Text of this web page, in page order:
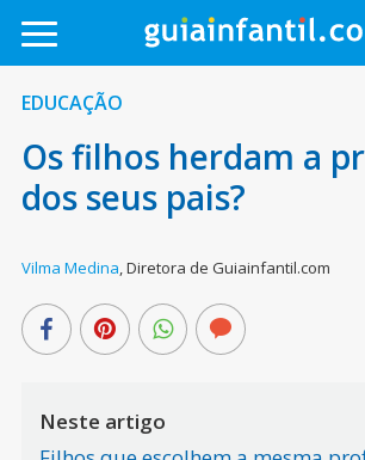
EDUCAÇÃO
Os filhos herdam a
dos seus pais?
Vilma Medina,Diretora de Guiainfantil.com
Neste artigo